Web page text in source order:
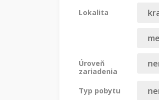
Lokalita
Úroveň
zariadenia
Typ pobytu